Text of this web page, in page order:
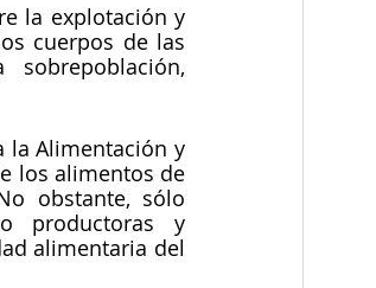
la explotación y
cuerpos de las
la Alimentación y
los alimentos de
obstante, sólo
productoras y
alimentaria del